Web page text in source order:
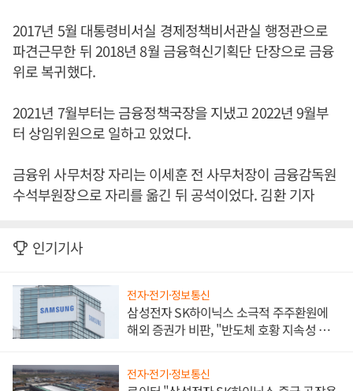
2017년 5월 대통령비서실 경제정책비서관실 행정관으로
파견근무한 뒤 2018년 8월 금융혁신기획단 단장으로 금융
위로 복귀했다.
2021년 7월부터는 금융정책국장을 지냈고 2022년 9월부
터 상임위원으로 일하고 있었다.
금융위 사무처장 자리는 이세훈 전 사무처장이 금융감독원
수석부원장으로 자리를 옮긴 뒤 공석이었다. 김환 기자
인기기사
전자·전기·정보통신
삼성전자 SK하이닉스 소극적 주주환원에
해외 증권가 비판, "반도체 호황 지속성 의
전자·전기·정보통신